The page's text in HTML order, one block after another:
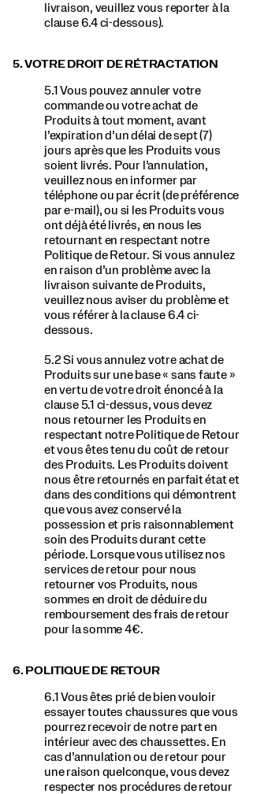
livraison, veuillez vous reporter à la
clause 6.4 ci-dessous).
5. VOTRE DROIT DE RÉTRACTATION
5.1 Vous pouvez annuler votre
commande ou votre achat de
Produits à tout moment, avant
l’expiration d’un délai de sept (7)
jours après que les Produits vous
soient livrés. Pour l’annulation,
veuillez nous en informer par
téléphone ou par écrit (de préférence
par e-mail), ou si les Produits vous
ont déjà été livrés, en nous les
retournant en respectant notre
Politique de Retour. Si vous annulez
en raison d’un problème avec la
livraison suivante de Produits,
veuillez nous aviser du problème et
vous référer à la clause 6.4 ci-
dessous.
5.2 Si vous annulez votre achat de
Produits sur une base « sans faute »
en vertu de votre droit énoncé à la
clause 5.1 ci-dessus, vous devez
nous retourner les Produits en
respectant notre Politique de Retour
et vous êtes tenu du coût de retour
des Produits. Les Produits doivent
nous être retournés en parfait état et
dans des conditions qui démontrent
que vous avez conservé la
possession et pris raisonnablement
soin des Produits durant cette
période. Lorsque vous utilisez nos
services de retour pour nous
retourner vos Produits, nous
sommes en droit de déduire du
remboursement des frais de retour
pour la somme 4€.
6. POLITIQUE DE RETOUR
6.1 Vous êtes prié de bien vouloir
essayer toutes chaussures que vous
pourrez recevoir de notre part en
intérieur avec des chaussettes. En
cas d’annulation ou de retour pour
une raison quelconque, vous devez
respecter nos procédures de retour